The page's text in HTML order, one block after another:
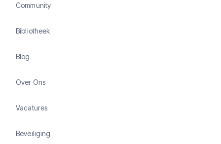
Community
Bibliotheek
Blog
Over Ons
Vacatures
Beveiliging